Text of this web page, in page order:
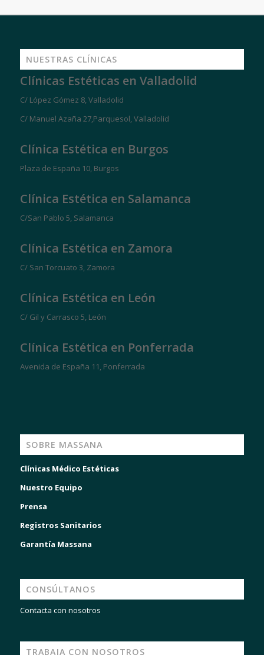
NUESTRAS CLÍNICAS
Clínicas Estéticas en Valladolid
C/ López Gómez 8, Valladolid
C/ Manuel Azaña 27,Parquesol, Valladolid
Clínica Estética en Burgos
Plaza de España 10, Burgos
Clínica Estética en Salamanca
C/San Pablo 5, Salamanca
Clínica Estética en Zamora
C/ San Torcuato 3, Zamora
Clínica Estética en León
C/ Gil y Carrasco 5, León
Clínica Estética en Ponferrada
Avenida de España 11, Ponferrada
SOBRE MASSANA
Clínicas Médico Estéticas
Nuestro Equipo
Prensa
Registros Sanitarios
Garantía Massana
CONSÚLTANOS
Contacta con nosotros
TRABAJA CON NOSOTROS